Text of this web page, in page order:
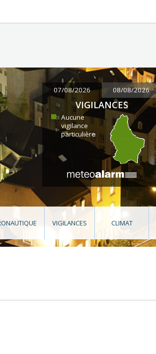
07/08/2026 08/08/2026
VIGILANCES
Aucune
vigilance
particulière
VIGILANCES CLIMAT